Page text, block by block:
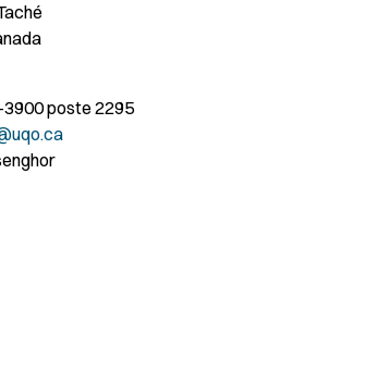
3900 poste 2295